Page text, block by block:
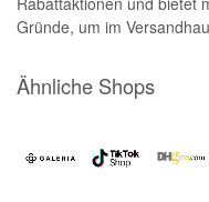
Gründe, um im
Ähnliche Shops